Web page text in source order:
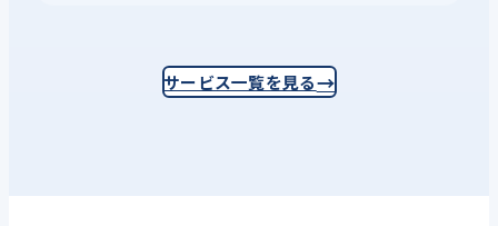
サービス一覧を見る